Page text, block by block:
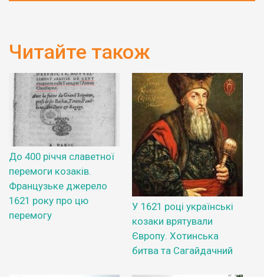
Читайте також
До 400 річчя славетної
перемоги козаків.
Французьке джерело
1621 року про цю
перемогу
У 1621 році українські
козаки врятували
Європу. Хотинська
битва та Сагайдачний